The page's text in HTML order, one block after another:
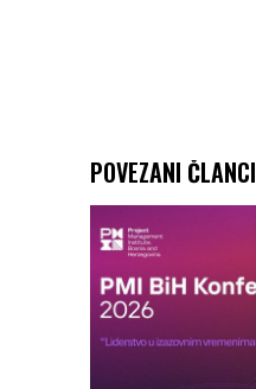
POVEZANI ČLANCI